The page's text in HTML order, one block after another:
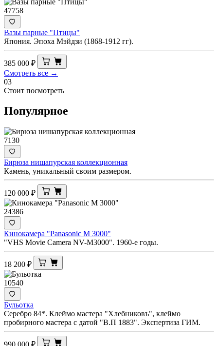
47758
Вазы парные "Птицы"
Япония. Эпоха Мэйдзи (1868-1912 гг).
385 000 ₽
Смотреть все →
03
Стоит посмотреть
Популярное
7130
Бирюза нишапурская коллекционная
Камень, уникальный своим размером.
120 000 ₽
24386
Кинокамера "Panasonic M 3000"
"VHS Movie Camera NV-M3000". 1960-е годы.
18 200 ₽
10540
Бульотка
Серебро 84*. Клеймо мастера "Хлебниковъ", клеймо
пробирного мастера с датой "В.П 1883". Экспертиза ГИМ.